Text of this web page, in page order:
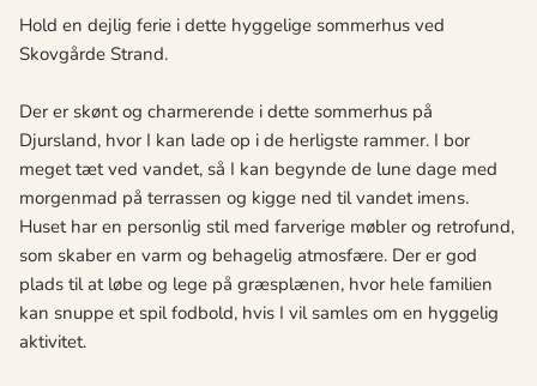
Hold en dejlig ferie i dette hyggelige sommerhus ved
Skovgårde Strand.
Der er skønt og charmerende i dette sommerhus på
Djursland, hvor I kan lade op i de herligste rammer. I bor
meget tæt ved vandet, så I kan begynde de lune dage med
morgenmad på terrassen og kigge ned til vandet imens.
Huset har en personlig stil med farverige møbler og retrofund,
som skaber en varm og behagelig atmosfære. Der er god
plads til at løbe og lege på græsplænen, hvor hele familien
kan snuppe et spil fodbold, hvis I vil samles om en hyggelig
aktivitet.